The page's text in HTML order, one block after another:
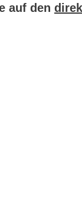
auf den